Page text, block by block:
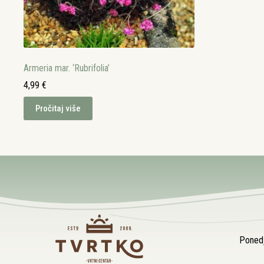
Armeria mar. ‘Rubrifolia’
4,99 €
Pročitaj više